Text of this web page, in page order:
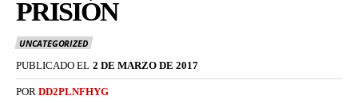
PRISIÓN
UNCATEGORIZED
PUBLICADO EL 2 DE MARZO DE 2017
POR DD2PLNFHYG